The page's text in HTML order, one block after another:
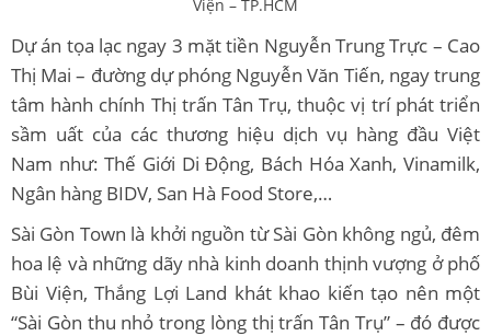
Viện – TP.HCM
Dự án tọa lạc ngay 3 mặt tiền Nguyễn Trung Trực – Cao
Thị Mai – đường dự phóng Nguyễn Văn Tiến, ngay trung
tâm hành chính Thị trấn Tân Trụ, thuộc vị trí phát triển
sầm uất của các thương hiệu dịch vụ hàng đầu Việt
Nam như: Thế Giới Di Động, Bách Hóa Xanh, Vinamilk,
Ngân hàng BIDV, San Hà Food Store,…
Sài Gòn Town là khởi nguồn từ Sài Gòn không ngủ, đêm
hoa lệ và những dãy nhà kinh doanh thịnh vượng ở phố
Bùi Viện, Thắng Lợi Land khát khao kiến tạo nên một
“Sài Gòn thu nhỏ trong lòng thị trấn Tân Trụ” – đó được